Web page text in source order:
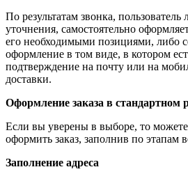
По результатам звонка, пользователь
уточнения, самостоятельно
его необходимыми позициями, либо
оформление в том виде, в котором
подтверждение на почту или на
доставки.
Оформление заказа в стандартном
Если вы уверены в выборе, то можете
оформить заказ, заполнив по этапам
Заполнение адреса